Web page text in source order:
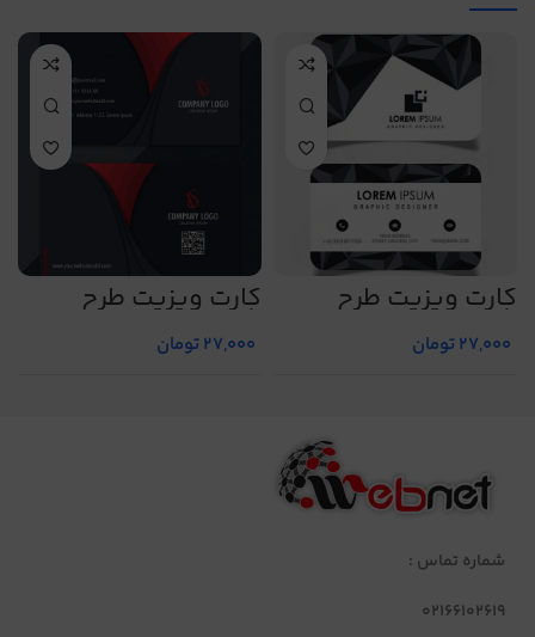
کارت ویزیت طرح
شماره 35
27,000تومان
کارت ویزیت طرح
شماره 19
27,000تومان
شماره تماس :
02166102619